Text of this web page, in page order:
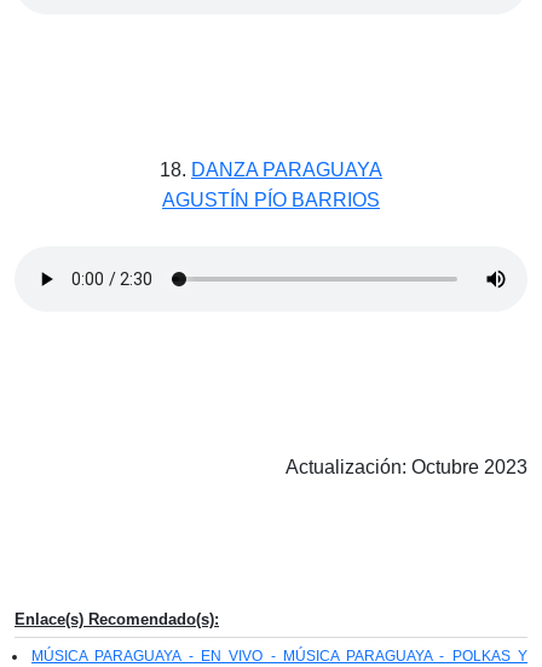
18. DANZA PARAGUAYA
AGUSTÍN PÍO BARRIOS
Actualización: Octubre 2023
Enlace(s) Recomendado(s):
MÚSICA PARAGUAYA - EN VIVO - MÚSICA PARAGUAYA - POLKAS Y